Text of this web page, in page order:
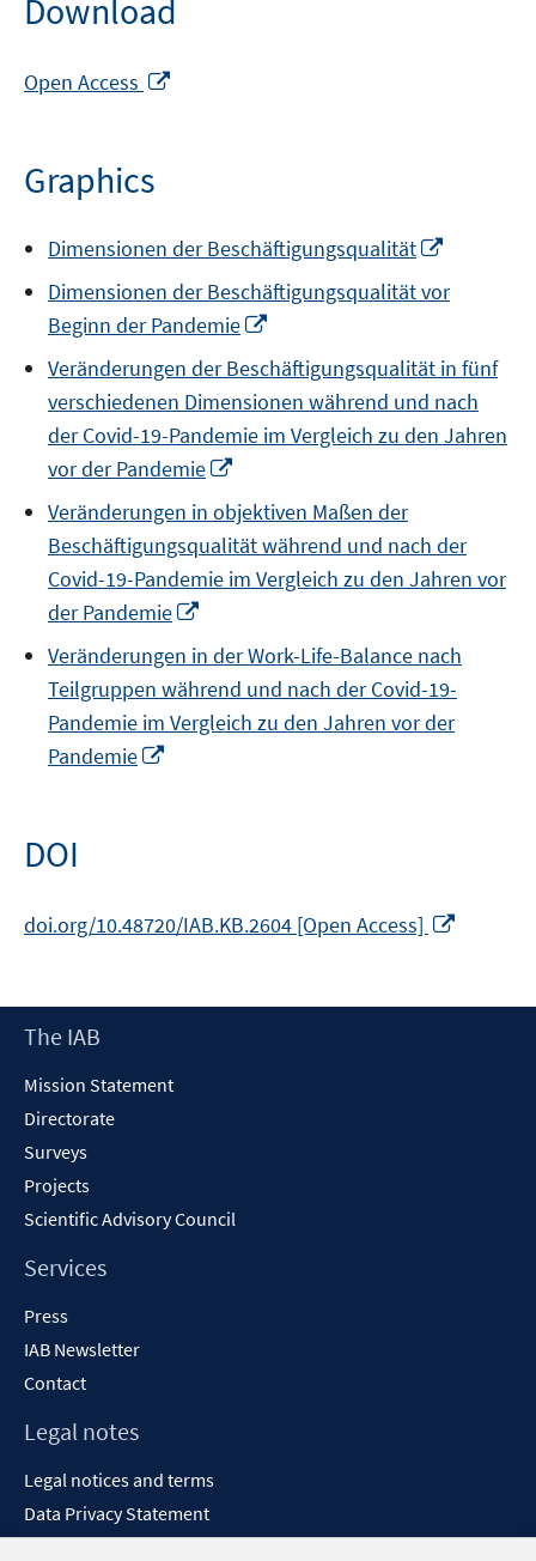
Download
Open Access
Graphics
Dimensionen der Beschäftigungsqualität
a
window
Dimensionen der Beschäftigungsqualität vor
Beginn der Pandemie
a
new
window
Veränderungen der Beschäftigungsqualität in fünf
verschiedenen Dimensionen während und nach
der Covid-19-Pandemie im Vergleich zu den Jahren
vor der Pandemie
a
new
window
Veränderungen in objektiven Maßen der
Beschäftigungsqualität während und nach der
Covid-19-Pandemie im Vergleich zu den Jahren vor
der Pandemie
a
new
window
Veränderungen in der Work-Life-Balance nach
Teilgruppen während und nach der Covid-19-
Pandemie im Vergleich zu den Jahren vor der
Pandemie
DOI
doi.org/10.48720/IAB.KB.2604 [Open Access]
new
Footer
The IAB
Mission Statement
Directorate
Surveys
Projects
Scientific Advisory Council
Services
Press
IAB Newsletter
Contact
Legal notes
Legal notices and terms
Data Privacy Statement